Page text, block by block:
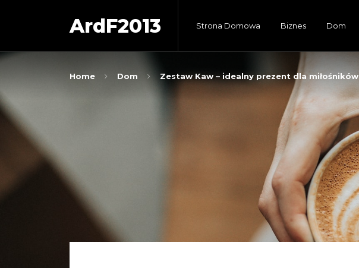
ArdF2013 Strona Domowa Biznes Dom
Home Dom Zestaw Kaw – idealny prezent dla